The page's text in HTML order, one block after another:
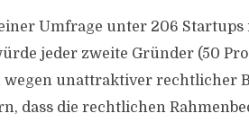
Umfrage unter 206 Startups
jeder zweite Gründer (50
wegen unattraktiver rechtlicher
dass die rechtlichen